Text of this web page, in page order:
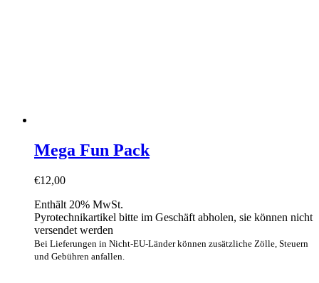
Mega Fun Pack
€12,00
Enthält 20% MwSt.
Pyrotechnikartikel bitte im Geschäft abholen, sie können nicht
versendet werden
Bei Lieferungen in Nicht-EU-Länder können zusätzliche Zölle, Steuern
und Gebühren anfallen.